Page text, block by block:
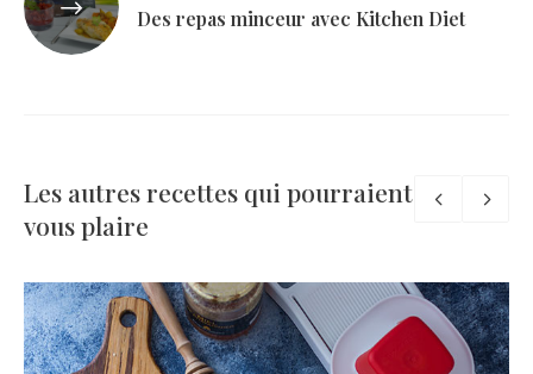
Des repas minceur avec Kitchen Diet
Les autres recettes qui pourraient
vous plaire